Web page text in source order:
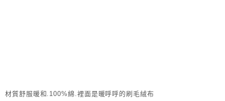
材質舒服暖和.100%綿.裡面是暖呼呼的刷毛絨布